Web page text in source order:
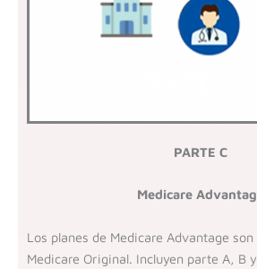
PARTE C
Medicare
Los planes de Medicare Advantage
Medicare Original. Incluyen parte A, B